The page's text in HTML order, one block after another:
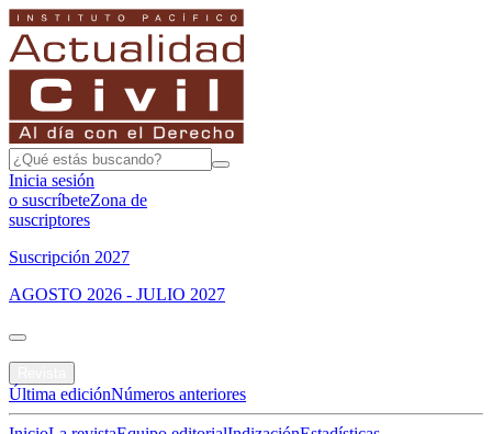
Inicia sesión
o suscríbeteZona de
suscriptores
Suscripción 2027
AGOSTO 2026 - JULIO 2027
Última ediciónNúmeros anteriores